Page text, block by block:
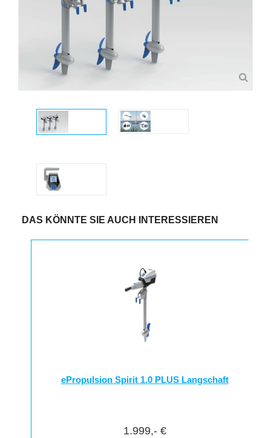
DAS KÖNNTE SIE AUCH INTERESSIEREN
ePropulsion Spirit 1.0 PLUS Langschaft
1.999,- €